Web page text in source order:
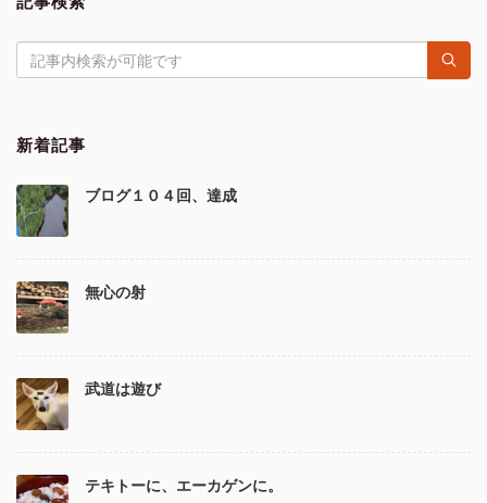
新着記事
ブログ１０４回、達成
無心の射
武道は遊び
テキトーに、エーカゲンに。